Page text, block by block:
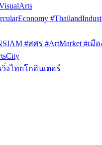
#สศร #ArtMarket #เมื
วิ่งไทยโกอินเตอร์